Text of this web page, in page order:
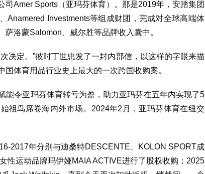
司Amer Sports（亚玛芬体育）。那是2019年，安踏集团
Anamered Investments等组成财团，完成对全球高端体
洛蒙Salomon、威尔胜等品牌收入囊中。
决定。”彼时丁世忠发了一封内部信，以这样的字眼来描
体育用品行业史上最大的一次跨国收购案。
能令亚玛芬体育转亏为盈，助力亚玛芬在五年内实现了5
祖鸟席卷海内外市场。2024年2月，亚玛芬体育在纽交
2017年分别与迪桑特DESCENTE、KOLON SPORT成
性运动品牌玛伊娅MAIA ACTIVE进行了股权收购；2025